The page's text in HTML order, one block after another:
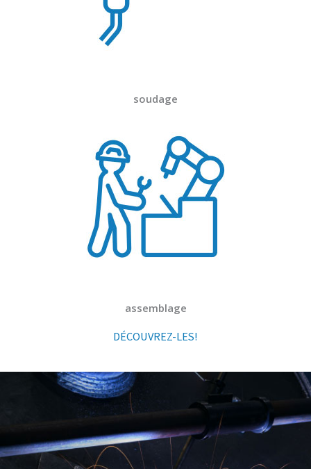
soudage
assemblage
DÉCOUVREZ-LES!